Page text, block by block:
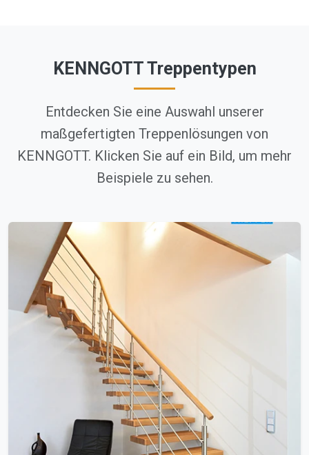
KENNGOTT Treppentypen
Entdecken Sie eine Auswahl unserer
maßgefertigten Treppenlösungen von
KENNGOTT. Klicken Sie auf ein Bild, um mehr
Beispiele zu sehen.